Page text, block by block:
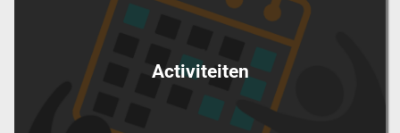
Activiteiten